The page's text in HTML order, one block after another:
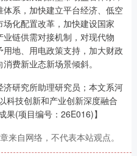
系，加快建立平台经济、低空
化配置改革，加快建设国家
链供需对接机制，对现代物
地、用电政策支持，加大财政
费新业态新场景倾斜。
研究所助理研究员；本文系河
科技创新和产业创新深度融合
果(项目编号：26E016)】
来自网络，不代表本站观点。